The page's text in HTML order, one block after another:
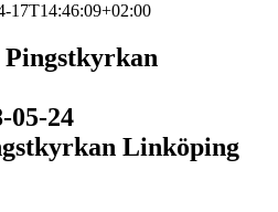
17T14:46:09+02:00
05-24
Linköping